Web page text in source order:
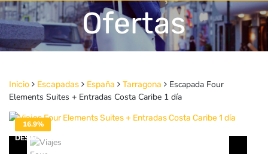
Ofertas
Inicio Escapadas España Tarragona
Escapada Four
Elements Suites + Entradas Costa Caribe 1 día
16.9%
DESACTIVADO